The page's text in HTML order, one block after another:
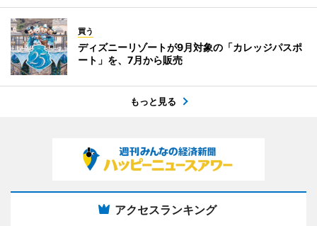
買う
ディズニーリゾートが9月対象の「カレッジパスポ
ート」を、7月から販売
もっと見る
アクセスランキング